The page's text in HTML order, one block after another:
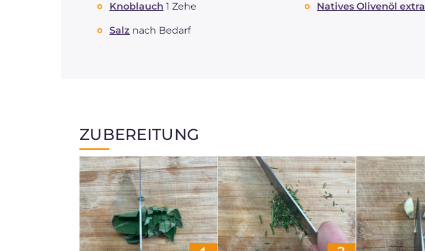
Knoblauch 1 Zehe Natives Olivenöl extra
Salz nach Bedarf
ZUBEREITUNG